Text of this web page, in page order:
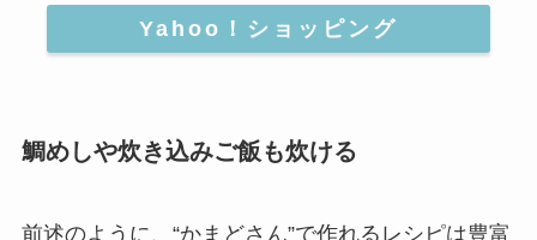
Yahoo！ショッピング
鯛めしや炊き込みご飯も炊ける
前述のように、“かまどさん”で作れるレシピは豊富